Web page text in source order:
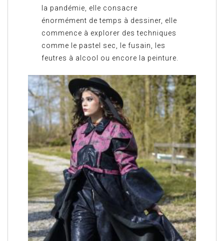
la pandémie, elle consacre
énormément de temps à dessiner, elle
commence à explorer des techniques
comme le pastel sec, le fusain, les
feutres à alcool ou encore la peinture.